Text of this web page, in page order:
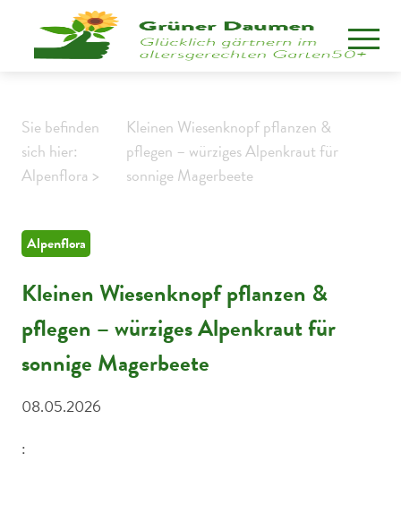
Sie befinden
sich hier:
Alpenflora >
Kleinen Wiesenknopf pflanzen &
pflegen – würziges Alpenkraut für
sonnige Magerbeete
Alpenflora
Kleinen Wiesenknopf pflanzen &
pflegen – würziges Alpenkraut für
sonnige Magerbeete
08.05.2026
: